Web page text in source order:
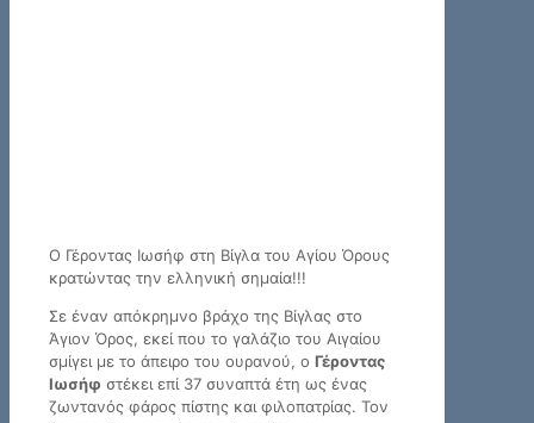
Ο Γέροντας Ιωσήφ στη Βίγλα του Αγίου Όρους
κρατώντας την ελληνική σημαία!!!
Σε έναν απόκρημνο βράχο της Βίγλας στο
Άγιον Όρος, εκεί που το γαλάζιο του Αιγαίου
σμίγει με το άπειρο του ουρανού, ο Γέροντας
Ιωσήφ στέκει επί 37 συναπτά έτη ως ένας
ζωντανός φάρος πίστης και φιλοπατρίας. Τον